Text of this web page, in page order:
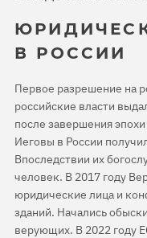
В РОССИИ
Первое разрешение на
российские власти
после завершения
Иеговы в России
Впоследствии их
человек. В 2017 году
юридические лица и
зданий. Начались
верующих. В 2022 году